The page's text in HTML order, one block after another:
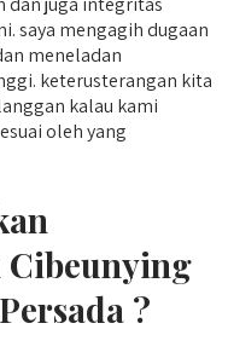
saya mengagih dugaan
meneladan
keterusterangan kita
kalau kami
oleh yang
Cibeunying
?